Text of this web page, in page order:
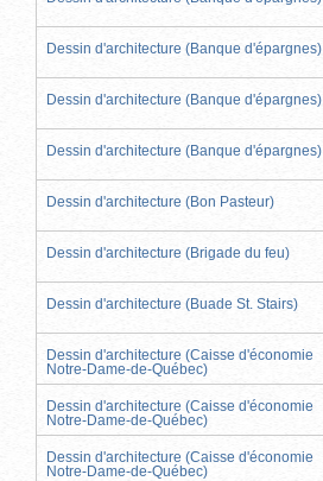
Dessin d'architecture (Banque d'épargnes)
Dessin d'architecture (Banque d'épargnes)
Dessin d'architecture (Banque d'épargnes)
Dessin d'architecture (Bon Pasteur)
Dessin d'architecture (Brigade du feu)
Dessin d'architecture (Buade St. Stairs)
Dessin d'architecture (Caisse d'économie
Notre-Dame-de-Québec)
Dessin d'architecture (Caisse d'économie
Notre-Dame-de-Québec)
Dessin d'architecture (Caisse d'économie
Notre-Dame-de-Québec)